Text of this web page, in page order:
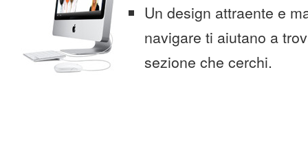
Un design attraente e
navigare ti aiutano a
sezione che cerchi.